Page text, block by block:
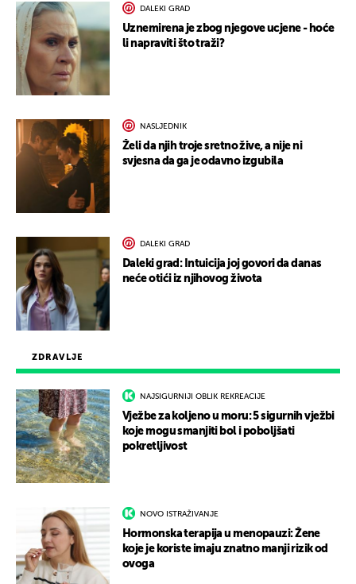
ZDRAVLJE
NAJSIGURNIJI OBLIK REKREACIJE
Vježbe za koljeno u moru: 5 sigurnih vježbi
koje mogu smanjiti bol i poboljšati
pokretljivost
NOVO ISTRAŽIVANJE
Hormonska terapija u menopauzi: Žene
koje je koriste imaju znatno manji rizik od
ovoga
DALEKI GRAD
Uznemirena je zbog njegove ucjene - hoće
li napraviti što traži?
NASLJEDNIK
Želi da njih troje sretno žive, a nije ni
svjesna da ga je odavno izgubila
DALEKI GRAD
Daleki grad: Intuicija joj govori da danas
neće otići iz njihovog života